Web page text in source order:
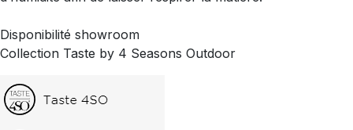
Disponibilité showroom
Collection Taste by 4 Seasons Outdoor